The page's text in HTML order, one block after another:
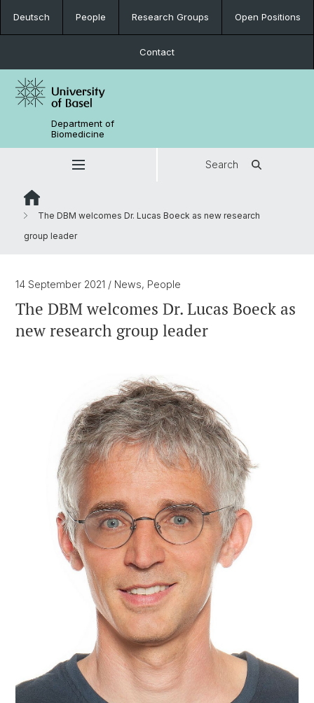
Deutsch People Research Groups Open Positions
Contact
Department of
Biomedicine
Search
The DBM welcomes Dr. Lucas Boeck as new research
group leader
14 September 2021 / News, People
The DBM welcomes Dr. Lucas Boeck as
new research group leader